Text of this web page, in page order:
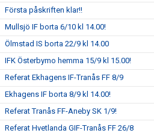
Första påskriften klar!!
Mullsjö IF borta 6/10 kl 14.00!
Ölmstad IS borta 22/9 kl 14.00
IFK Österbymo hemma 15/9 kl 15.00!
Referat Ekhagens IF-Tranås FF 8/9
Ekhagens IF borta 8/9 kl 14.00!
Referat Tranås FF-Aneby SK 1/9!
Referat Hvetlanda GIF-Tranås FF 26/8